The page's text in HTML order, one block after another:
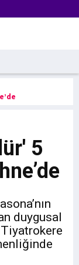
5
duygusal
Tiyatrokere